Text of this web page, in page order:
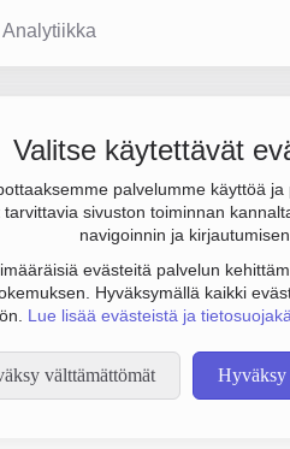
Analytiikka
Valitse käytettävät
palvelumme käyttöä
sivuston toiminnan
navigoinnin ja kirjautumisen.
evästeitä palvelun
Hyväksymällä kaikki
Lue lisää evästeistä ja
välttämättömät Hyväksy
Oy
000 € ja henkilöstömäärä
(OY).
Oy